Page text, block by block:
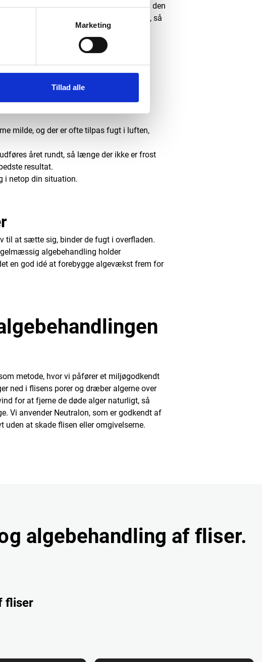
Marketing
Tillad alle
laver en algebehandling af dine fliser. På den
og præsentable. Kontakt os meget gerne, så
af
milde, og der er ofte tilpas fugt i luften,
året rundt, så længe der ikke er frost
resultat.
i netop din situation.
til at sætte sig, binder de fugt i overfladen.
algebehandling holder
en god idé at forebygge algevækst frem for
metode, hvor vi påfører et miljøgodkendt
ned i flisens porer og dræber algerne over
for at fjerne de døde alger naturligt, så
Vi anvender Neutralon, som er godkendt af
uden at skade flisen eller omgivelserne.
algebehandling af fliser.
fliser